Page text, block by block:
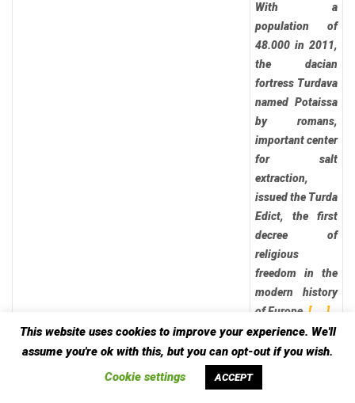
With a
population of
48.000 in 2011,
the dacian
fortress Turdava
named Potaissa
by romans,
important center
for salt
extraction,
issued the Turda
Edict, the first
decree of
religious
freedom in the
modern history
of Europe. […..]
Zărnești
Cu 24.000
To receive our best monthly deals
SUBSCRIBE TO THE NEWSLETTER
This website uses cookies to improve your experience. We'll
assume you're ok with this, but you can opt-out if you wish.
Cookie settings
ACCEPT